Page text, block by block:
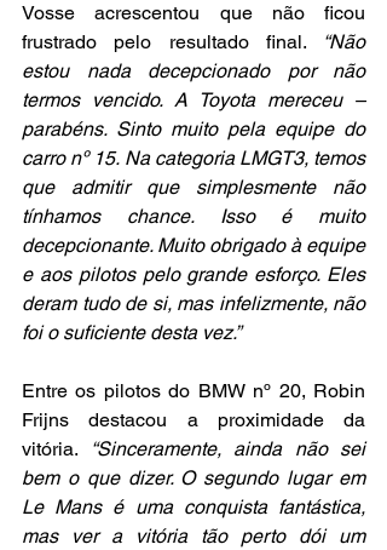
Vosse acrescentou que não ficou
frustrado pelo resultado final.
“Não
estou nada decepcionado por não
termos vencido. A Toyota mereceu –
parabéns. Sinto muito pela equipe do
carro nº 15. Na categoria LMGT3, temos
que admitir que simplesmente não
tínhamos chance. Isso é muito
decepcionante. Muito obrigado à equipe
e aos pilotos pelo grande esforço. Eles
deram tudo de si, mas infelizmente, não
foi o suficiente desta vez.”
Entre os pilotos do BMW nº 20, Robin
Frijns destacou a proximidade da
vitória.
“Sinceramente, ainda não sei
bem o que dizer. O segundo lugar em
Le Mans é uma conquista fantástica,
mas ver a vitória tão perto dói um